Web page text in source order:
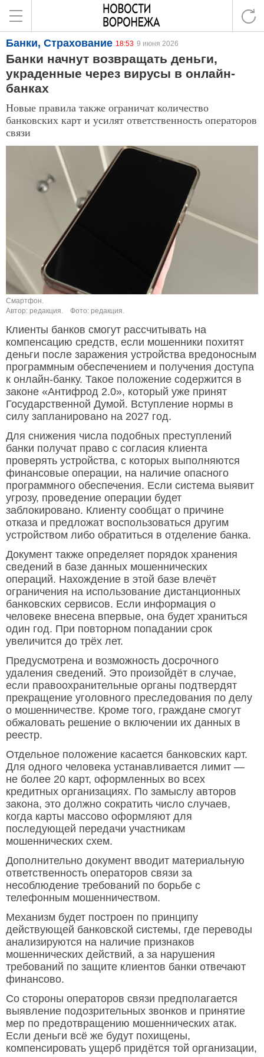
Банки, Страхование 18:53 9 июня 2026
Банки начнут возвращать деньги,
украденные через вирусы в онлайн-
банках
Новые правила также ограничат количество
банковских карт и усилят ответственность операторов
связи
Смартфон.
Автор: редакция.
Фото: редакция.
Клиенты банков смогут рассчитывать на
компенсацию средств, если мошенники похитят
деньги после заражения устройства вредоносным
программным обеспечением и получения доступа
к онлайн-банку. Такое положение содержится в
законе «Антифрод 2.0», который уже принят
Государственной Думой. Вступление нормы в
силу запланировано на 2027 год.
Для снижения числа подобных преступлений
банки получат право с согласия клиента
проверять устройства, с которых выполняются
финансовые операции, на наличие опасного
программного обеспечения. Если система выявит
угрозу, проведение операции будет
заблокировано. Клиенту сообщат о причине
отказа и предложат воспользоваться другим
устройством либо обратиться в отделение банка.
Документ также определяет порядок хранения
сведений в базе данных мошеннических
операций. Нахождение в этой базе влечёт
ограничения на использование дистанционных
банковских сервисов. Если информация о
человеке внесена впервые, она будет храниться
один год. При повторном попадании срок
увеличится до трёх лет.
Предусмотрена и возможность досрочного
удаления сведений. Это произойдёт в случае,
если правоохранительные органы подтвердят
прекращение уголовного преследования по делу
о мошенничестве. Кроме того, граждане смогут
обжаловать решение о включении их данных в
реестр.
Отдельное положение касается банковских карт.
Для одного человека устанавливается лимит —
не более 20 карт, оформленных во всех
кредитных организациях. По замыслу авторов
закона, это должно сократить число случаев,
когда карты массово оформляют для
последующей передачи участникам
мошеннических схем.
Дополнительно документ вводит материальную
ответственность операторов связи за
несоблюдение требований по борьбе с
телефонным мошенничеством.
Механизм будет построен по принципу
действующей банковской системы, где переводы
анализируются на наличие признаков
мошеннических действий, а за нарушения
требований по защите клиентов банки отвечают
финансово.
Со стороны операторов связи предполагается
выявление подозрительных звонков и принятие
мер по предотвращению мошеннических атак.
Если деньги всё же будут похищены,
компенсировать ущерб придётся той организации,